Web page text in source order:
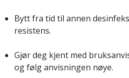
Bytt fra tid til annen
resistens.
Gjør deg kjent med
og følg anvisningen nøye.